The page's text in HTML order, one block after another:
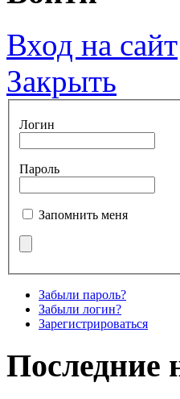
Вход на сайт
Закрыть
Логин
Пароль
Запомнить меня
Забыли пароль?
Забыли логин?
Зарегистрироваться
Последние